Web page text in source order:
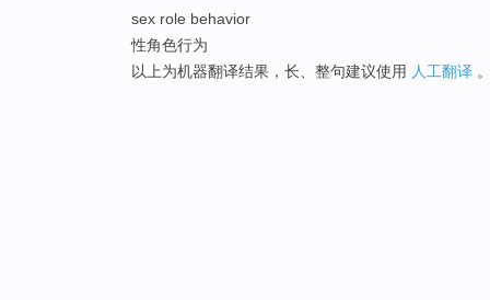
sex role behavior
性角色行为
以上为机器翻译结果，长、整句建议使用 人工翻译